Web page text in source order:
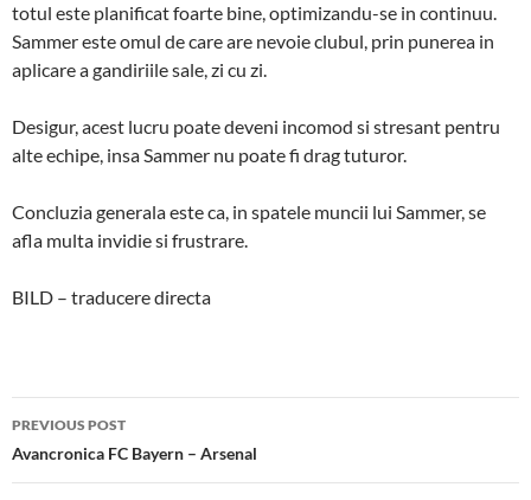
totul este planificat foarte bine, optimizandu-se in continuu.
Sammer este omul de care are nevoie clubul, prin punerea in
aplicare a gandiriile sale, zi cu zi.
Desigur, acest lucru poate deveni incomod si stresant pentru
alte echipe, insa Sammer nu poate fi drag tuturor.
Concluzia generala este ca, in spatele muncii lui Sammer, se
afla multa invidie si frustrare.
BILD – traducere directa
Post
navigation
PREVIOUS POST
Avancronica FC Bayern – Arsenal